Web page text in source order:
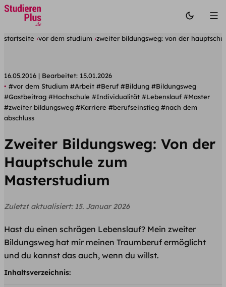
startseite vor dem studium zweiter bildungsweg: von der
16.05.2016 Bearbeitet: 15.01.2026
#vor dem Studium #Arbeit #Beruf #Bildung #Bildungsweg
#Gastbeitrag #Hochschule #Individualität #Lebenslauf #Master
#zweiter bildungsweg #Karriere #berufseinstieg #nach dem
abschluss
Zweiter Bildungsweg: Von der
Hauptschule zum
Masterstudium
Zuletzt aktualisiert: 15. Januar 2026
Hast du einen schrägen Lebenslauf? Mein zweiter
Bildungsweg hat mir meinen Traumberuf ermöglicht
und du kannst das auch, wenn du willst.
Inhaltsverzeichnis: